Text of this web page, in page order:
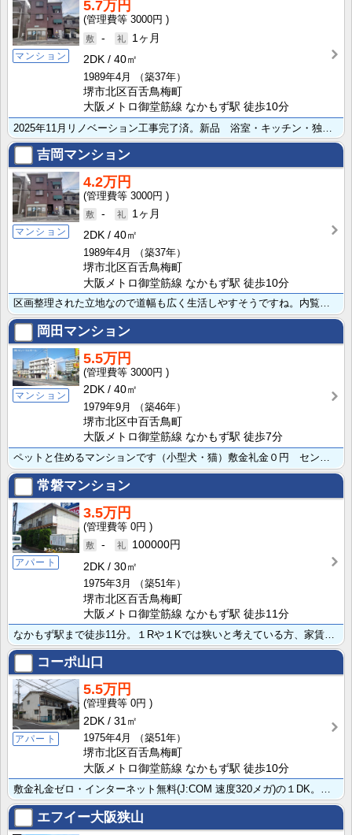
マンション
5.7万円
3000円
-
1ヶ月
2DK
40㎡
1989年4月
（築37年）
堺市北区百舌鳥梅町
大阪メトロ御堂筋線 なかもず駅 徒歩10分
吉岡マンション
マンション
4.2万円
3000円
-
1ヶ月
2DK
40㎡
1989年4月
（築37年）
堺市北区百舌鳥梅町
大阪メトロ御堂筋線 なかもず駅 徒歩10分
区画整理された立地なので道幅も広く生活しやすそうですね。内覧ご予約は専任募集会社(株)セントラルホー･･･
岡田マンション
マンション
5.5万円
3000円
2DK
40㎡
1979年9月
（築46年）
堺市北区中百舌鳥町
大阪メトロ御堂筋線 なかもず駅 徒歩7分
ペットと住めるマンションです（小型犬・猫）敷金礼金０円 セントラルホームのみ募集しています。
常磐マンション
アパート
3.5万円
0円
-
100000円
2DK
30㎡
1975年3月
（築51年）
堺市北区百舌鳥梅町
大阪メトロ御堂筋線 なかもず駅 徒歩11分
コーポ山口
アパート
5.5万円
0円
2DK
31㎡
1975年4月
（築51年）
堺市北区百舌鳥梅町
大阪メトロ御堂筋線 なかもず駅 徒歩10分
エフイー大阪狭山